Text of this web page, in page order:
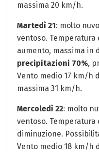
massima 20 km/h.
Martedì 21: molto
ventoso. Temperatura
aumento, massima in
precipitazioni 70%,
Vento medio 17 km/h
massima 31 km/h.
Mercoledì 22: molto
ventoso. Temperatura
diminuzione.
Vento medio 18 km/h